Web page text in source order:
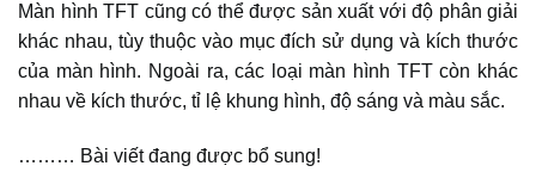
Màn hình TFT cũng có thể được sản xuất với độ phân giải
khác nhau, tùy thuộc vào mục đích sử dụng và kích thước
của màn hình. Ngoài ra, các loại màn hình TFT còn khác
nhau về kích thước, tỉ lệ khung hình, độ sáng và màu sắc.
……… Bài viết đang được bổ sung!